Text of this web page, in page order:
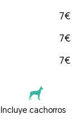
7€
7€
7€
Incluye cachorros